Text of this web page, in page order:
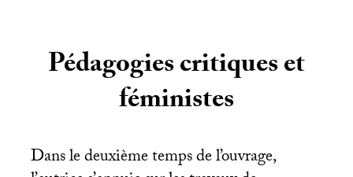
Pédagogies critiques et
féministes
Dans le deuxième temps de l’ouvrage,